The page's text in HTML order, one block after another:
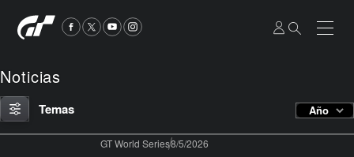
Noticias
Temas Año
GT World Series8/5/2026